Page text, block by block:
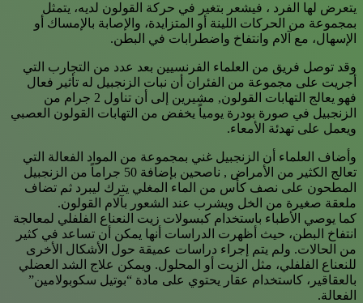
يتعرض لها الفرد ، فيشعر بتغير في حركة القولون لديه، يتمثل
بمجموعة من الحركات اللينة أو المتزايدة، والإصابة بالإمساك أو
الإسهال، مع آلام وانتفاخ واضطرابات في البطن.
وقد توصل فريق من العلماء الفرنسيين بعد عدد من التجارب التي
أجريت على مجموعة من الفئران أن نبات الزنجبيل له تأثير فعال
فهو يعالج التهابات القولون, مشيرين إلى أن تناول 2 جرام من
الزنجبيل في صورة بودرة يومياً يخفض من التهابات القولون العصبي
ويعمل على تهدئة الأمعاء.
وأضاف العلماء أن الزنجبيل غني بمجموعة من المواد الفعالة التي
تعالج الكثير من الأمراض , ناصحين بإضافة 50 جراماً من الزنجبيل
المطحون على نصف كأس من الماء المغلي يترك ليبرد ثم تضاف
ملعقة صغيرة من الخل ويشرب عند الشعور بآلام القولون.
كما يوصي الأطباء باستخدام كبسولات زيت النعناع الفلفلي لمعالجة
انتفاخ البطن، حيث أظهرت الدراسات أنها يمكن أن تساعد في كثير
من الحالات. ولم يتم إجراء دراسات عميقة حول الأشكال الأخرى
للنعناع الفلفلي، مثل الزيت أو المحلول. ويمكن علاج الشد العضلي
بالعقاقير، كاستخدام عقار يحتوي على مادة “بوتيل سكوبولامين”
الفعالة.